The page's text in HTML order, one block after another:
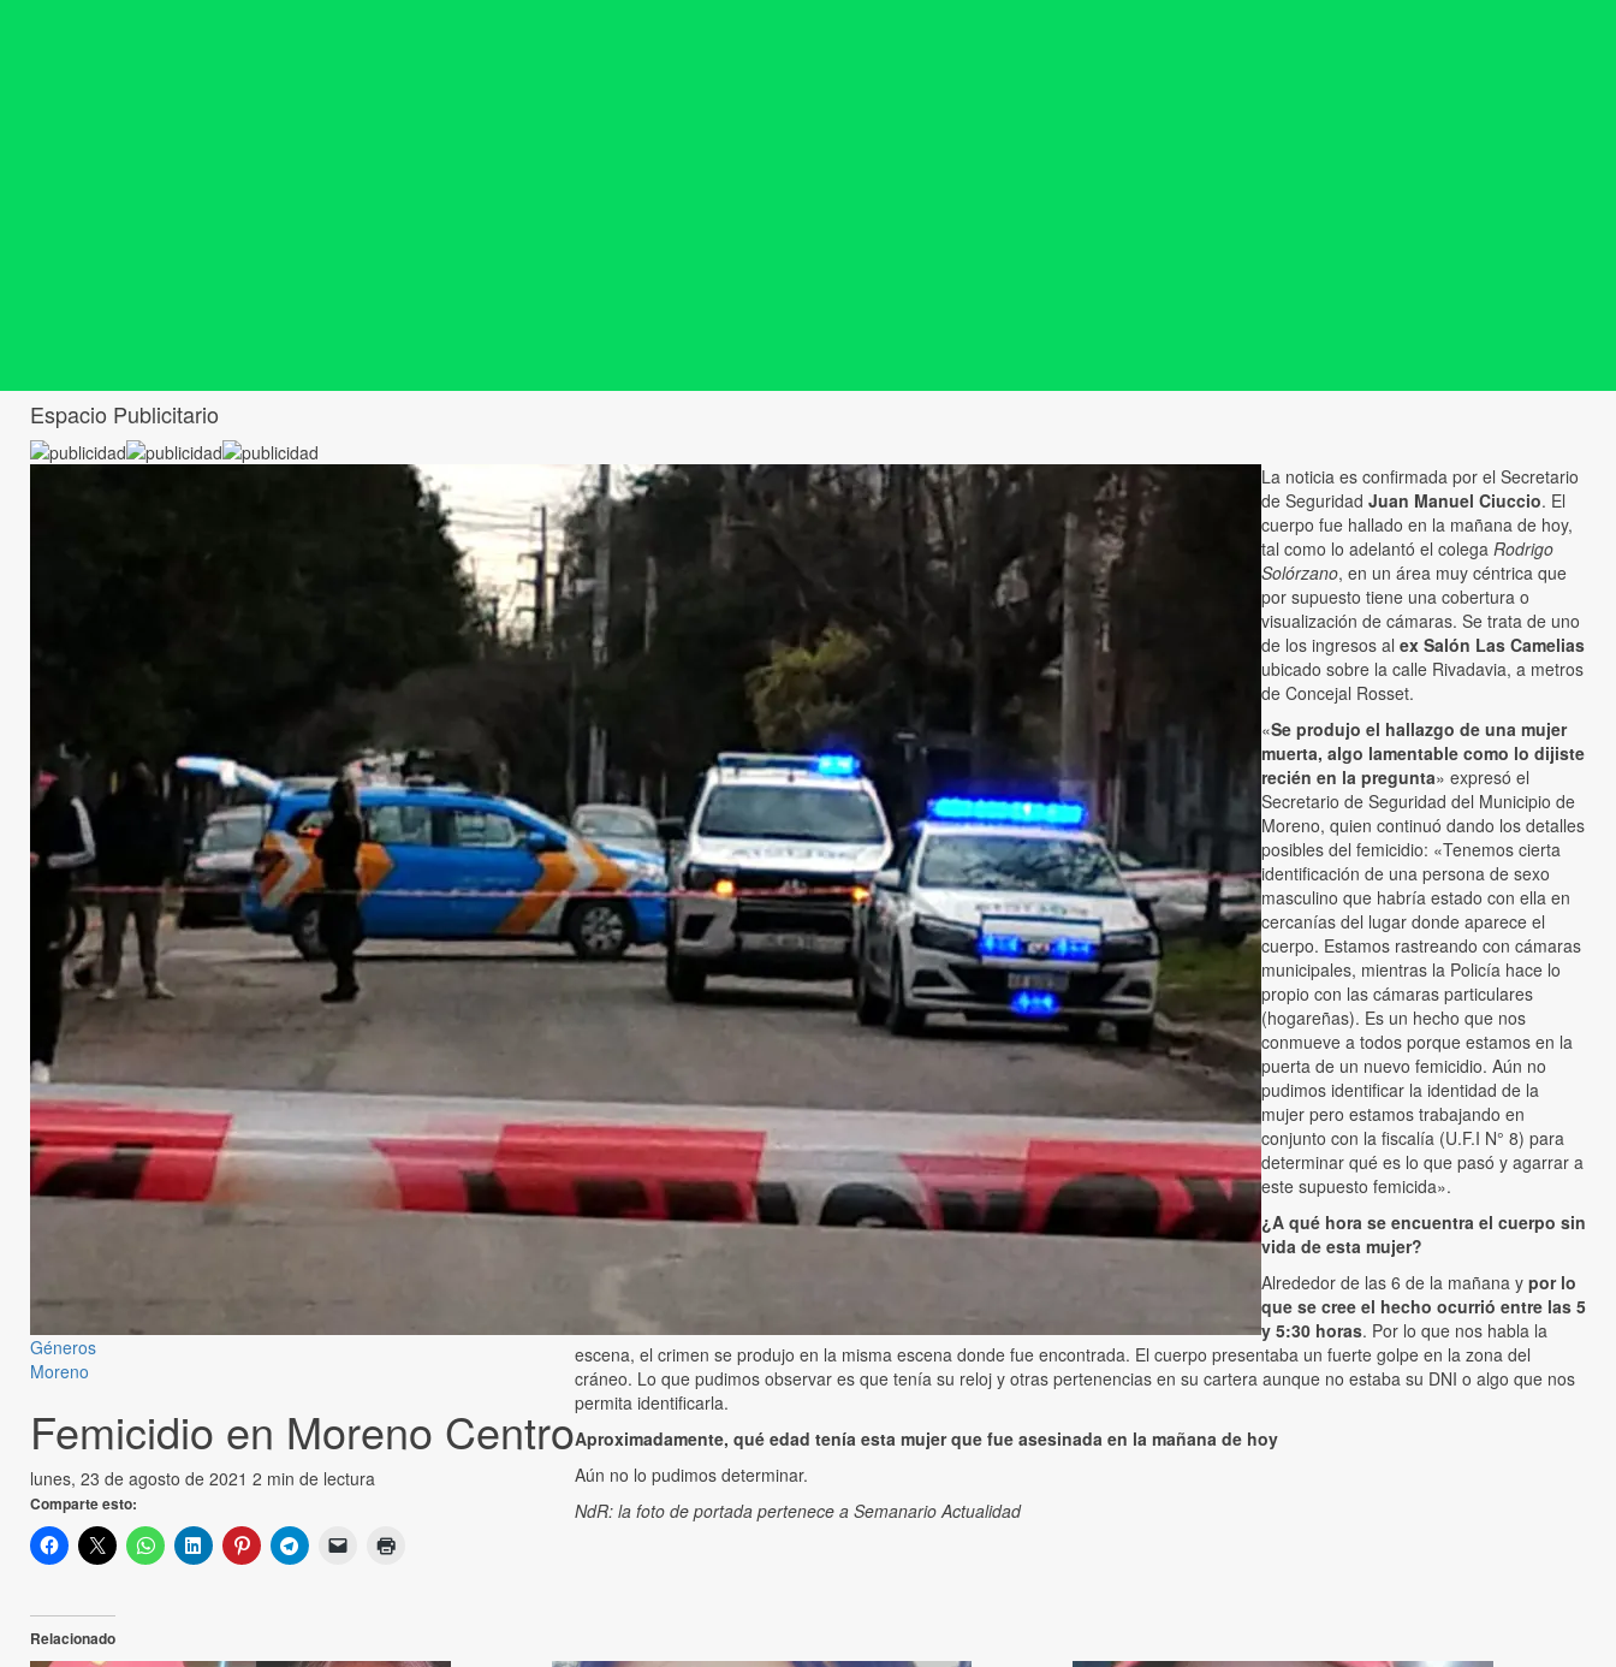
Espacio Publicitario
Géneros
Moreno
Femicidio en Moreno Centro
lunes, 23 de agosto de 2021 2 min de lectura
Comparte esto:
La noticia es confirmada por el Secretario
de Seguridad Juan Manuel Ciuccio. El
cuerpo fue hallado en la mañana de hoy,
tal como lo adelantó el colega Rodrigo
Solórzano, en un área muy céntrica que
por supuesto tiene una cobertura o
visualización de cámaras. Se trata de uno
de los ingresos al ex Salón Las Camelias
ubicado sobre la calle Rivadavia, a metros
de Concejal Rosset.
«Se produjo el hallazgo de una mujer
muerta, algo lamentable como lo dijiste
recién en la pregunta» expresó el
Secretario de Seguridad del Municipio de
Moreno, quien continuó dando los detalles
posibles del femicidio: «Tenemos cierta
identificación de una persona de sexo
masculino que habría estado con ella en
cercanías del lugar donde aparece el
cuerpo. Estamos rastreando con cámaras
municipales, mientras la Policía hace lo
propio con las cámaras particulares
(hogareñas). Es un hecho que nos
conmueve a todos porque estamos en la
puerta de un nuevo femicidio. Aún no
pudimos identificar la identidad de la
mujer pero estamos trabajando en
conjunto con la fiscalía (U.F.I N° 8) para
determinar qué es lo que pasó y agarrar a
este supuesto femicida».
¿A qué hora se encuentra el cuerpo sin
vida de esta mujer?
Alrededor de las 6 de la mañana y por lo
que se cree el hecho ocurrió entre las 5
y 5:30 horas. Por lo que nos habla la
escena, el crimen se produjo en la misma escena donde fue encontrada. El cuerpo presentaba un fuerte golpe en la zona del
cráneo. Lo que pudimos observar es que tenía su reloj y otras pertenencias en su cartera aunque no estaba su DNI o algo que nos
permita identificarla.
Aproximadamente, qué edad tenía esta mujer que fue asesinada en la mañana de hoy
Aún no lo pudimos determinar.
NdR: la foto de portada pertenece a Semanario Actualidad
Relacionado